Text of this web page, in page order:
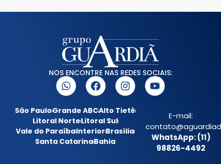
NOS ENCONTRE NAS REDES SOCIAIS:
São PauloGrande ABCAlto Tietê
Litoral NorteLitoral Sul
Vale do ParaíbaInteriorBrasília
Santa CatarinaBahia
E-mail:
WhatsApp: (11)
98826-4492